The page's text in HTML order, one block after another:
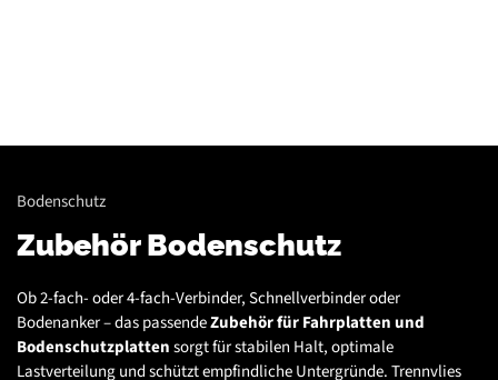
Bodenschutz
Zubehör Bodenschutz
Ob 2-fach- oder 4-fach-Verbinder, Schnellverbinder oder
Bodenanker – das passendeZubehör für Fahrplatten und
Bodenschutzplattensorgt für stabilen Halt, optimale
Lastverteilung und schützt empfindliche Untergründe. Trennvlies